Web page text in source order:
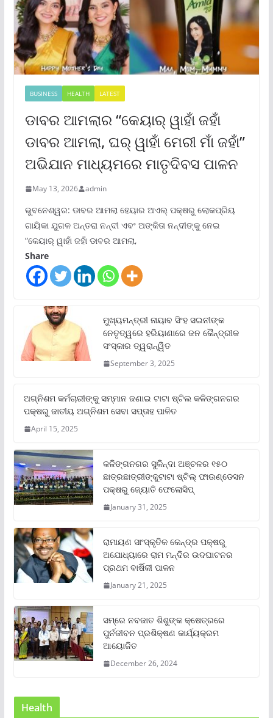
BUSINESS HEALTH LATEST
ଡାବର ଆମଲାର “କେୟାର୍ ୱାହାଁ ଜହାଁ
ଡାବର ଆମଲା, ଘର୍ ୱାହାଁ ମେରୀ ମାଁ ଜହାଁ”
ଅଭିଯାନ ମାଧ୍ୟମରେ ମାତୃଦିବସ ପାଳନ
May 13, 2026 admin
ଭୁବନେଶ୍ୱର: ଡାବର ଆମଲା ହେୟାର ଅଏଲ୍ ପକ୍ଷରୁ ଲୋକପ୍ରିୟ
ଗାୟିକା ଯୁଗଳ ଅନ୍ତରା ନନ୍ଦୀ ଏବଂ ଅଙ୍କିତା ନନ୍ଦୀଙ୍କୁ ନେଇ
“କେୟାର୍ ୱାହାଁ ଜହାଁ ଡାବର ଆମଲା,
Share
ମୁଖ୍ୟମନ୍ତ୍ରୀ ନାୟାବ ସିଂହ ସଇନୀଙ୍କ
ନେତୃତ୍ୱରେ ହରିୟାଣାରେ ଜନ କୈନ୍ଦ୍ରୀକ
ସଂସ୍କାର ତ୍ୱରାନ୍ୱିତ
September 3, 2025
ଅଗ୍ନିଶମ କର୍ମଚାରୀଙ୍କୁ ସମ୍ମାନ ଜଣାଇ ଟାଟା ଷ୍ଟିଲ କଳିଙ୍ଗନଗର
ପକ୍ଷରୁ ଜାତୀୟ ଅଗ୍ନିଶମ ସେବା ସପ୍ତାହ ପାଳିତ
April 15, 2025
କଳିଙ୍ଗନଗର ସୁକିନ୍ଦା ଅଞ୍ଚଳର ୧୫୦
ଛାତ୍ରଛାତ୍ରୀଙ୍କୁଟାଟା ଷ୍ଟିଲ୍ ଫାଉଣ୍ଡେସନ
ପକ୍ଷରୁ ଜ୍ୟୋତି ଫେଲୋସିପ୍‌
January 31, 2025
ରାମାୟଣ ସାଂସ୍କୃତିକ କେନ୍ଦ୍ର ପକ୍ଷରୁ
ଅଯୋଧ୍ୟାରେ ରାମ ମନ୍ଦିର ଉଦଘାଟନର
ପ୍ରଥମ ବାର୍ଷିକୀ ପାଳନ
January 21, 2025
ସମ୍‌ରେ ନବଜାତ ଶିଶୁଙ୍କ କ୍ଷେତ୍ରରେ
ପୁର୍ନଜୀବନ ପ୍ରଶିକ୍ଷଣ କାର୍ଯ୍ୟକ୍ରମ
ଆୟୋଜିତ
December 26, 2024
Health